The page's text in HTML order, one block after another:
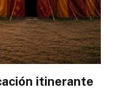
itinerante